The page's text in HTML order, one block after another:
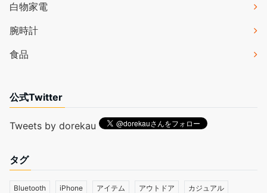
白物家電
腕時計
食品
公式Twitter
Tweets by dorekau
タグ
Bluetooth iPhone アイテム アウトドア カジュアル